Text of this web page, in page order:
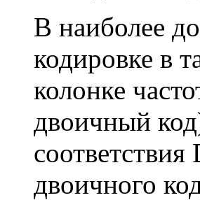
В наиболее
кодировке в
колонке
двоичный
двоичного